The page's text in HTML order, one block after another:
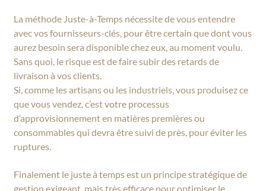
La méthode Juste-à-Temps nécessite de vous entendre
avec vos fournisseurs-clés, pour être certain que dont vous
aurez besoin sera disponible chez eux, au moment voulu.
Sans quoi, le risque est de faire subir des retards de
livraison à vos clients.
Si, comme les artisans ou les industriels, vous produisez ce
que vous vendez, c’est votre processus
d’approvisionnement en matières premières ou
consommables qui devra être suivi de près, pour éviter les
ruptures.
Finalement le juste à temps est un principe stratégique de
gestion exigeant, mais très efficace pour optimiser le